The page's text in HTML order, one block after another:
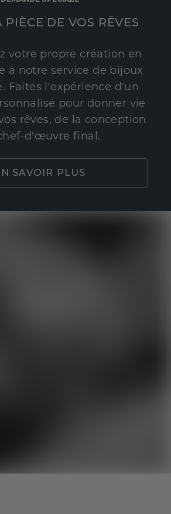
PIÈCE DE VOS RÊVES
votre propre création en
à notre service de bijoux
Faites l'expérience d'un
pour donner vie
rêves, de la conception
d'œuvre final.
SAVOIR PLUS